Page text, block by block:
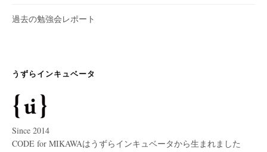
過去の勉強会レポート
うずらインキュベータ
Since 2014
CODE for MIKAWAはうずらインキュベータから生まれました